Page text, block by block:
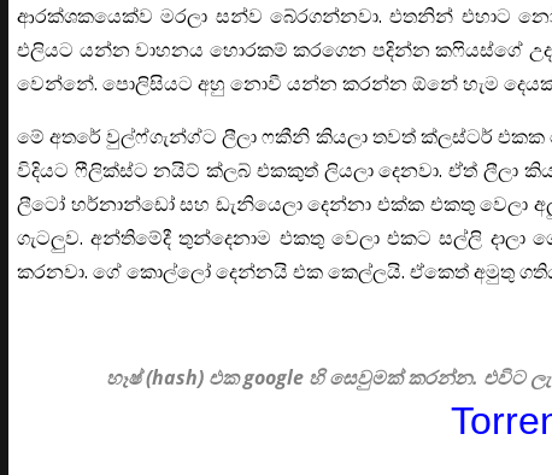
ආරක්ශකයෙක්ව මරලා සන්ව බේරගන්නවා. එතනින් එහාට
එලියට යන්න වාහනය හොරකම් කරගෙන පදින්න කෆියස්ගේ
වෙන්නේ. පොලිසියට අහු නොවී යන්න කරන්න ඕනේ හැම දෙයක්
මේ අතරේ වුල්ෆ්ගැන්ග්ට ලීලා ෆකීනි කියලා තවත් ක්ලස්ටර්
විදියට ෆීලික්ස්ට නයිට් ක්ලබ් එකකුත් ලියලා දෙනවා. ඒත් ලීලා
ලීටෝ හර්නාන්ඩෝ සහ ඩැනියෙලා දෙන්නා එක්ක එකතු වෙලා
ගැටලුව. අන්තිමේදී තුන්දෙනාම එකතු වෙලා එකට සල්ලි
කරනවා. ගේ කොල්ලෝ දෙන්නයි එක කෙල්ලයි. ඒකෙත් අමුතු
හෑෂ් (hash) එක google හි සෙවුමක් කරන්න.